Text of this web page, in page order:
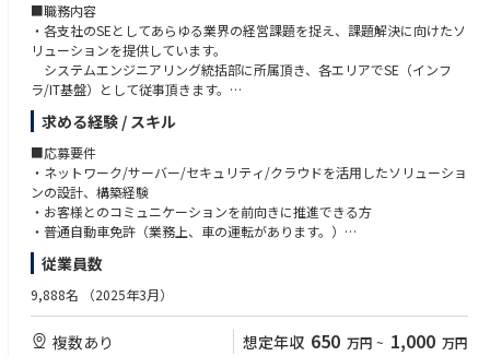
■職務内容
・各支社のSEとしてあらゆる業界の経営課題を捉え、課題解決に向けたソ
リューションを提供しています。
システムエンジニアリング統括部に所属頂き、各エリアでSE（インフ
ラ/IT基盤）として従事頂きます。
・営業と同行し、お客様の業務内容や課題を理解し、課題解決に向けた最
適ソリューション提案に向けて、要件定義からシステムやサービスの
設計・構築、導入、保守・運用を役割に応じて担当して頂きます。
自分が携わった仕事やシステムがお客様にどう活用され、働き方を改善
できたか、ダイレクトに味わえる業務です。
【担当領域】
・オフィス関連業務、基幹業務（基幹システム）等を想定 ※ご経験・ス
【担当業界一例】
・製造、金融、流通サービス、文教、官公庁/公共、医療などの各種業務
における課題解決を実現する業務ソリューションを担当します。
※新しい技術分野も活用し、お客様の課題に合わせた最適なソリューシ
ョンを提供します。
求める経験 / スキル
■応募要件
・ネットワーク/サーバー/セキュリティ/クラウドを活用したソリューショ
ンの設計、構築経験
・お客様とのコミュニケーションを前向きに推進できる方
・普通自動車免許（業務上、車の運転があります。）
■歓迎要件
・AWS/Azure/Microsoft365商談の設計、構築を単独で推進できるスキル
有している方
従業員数
9,888名 （2025年3月）
複数あり 想定年収 650 万円 ~ 1,000 万円